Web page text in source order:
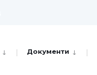
Документи